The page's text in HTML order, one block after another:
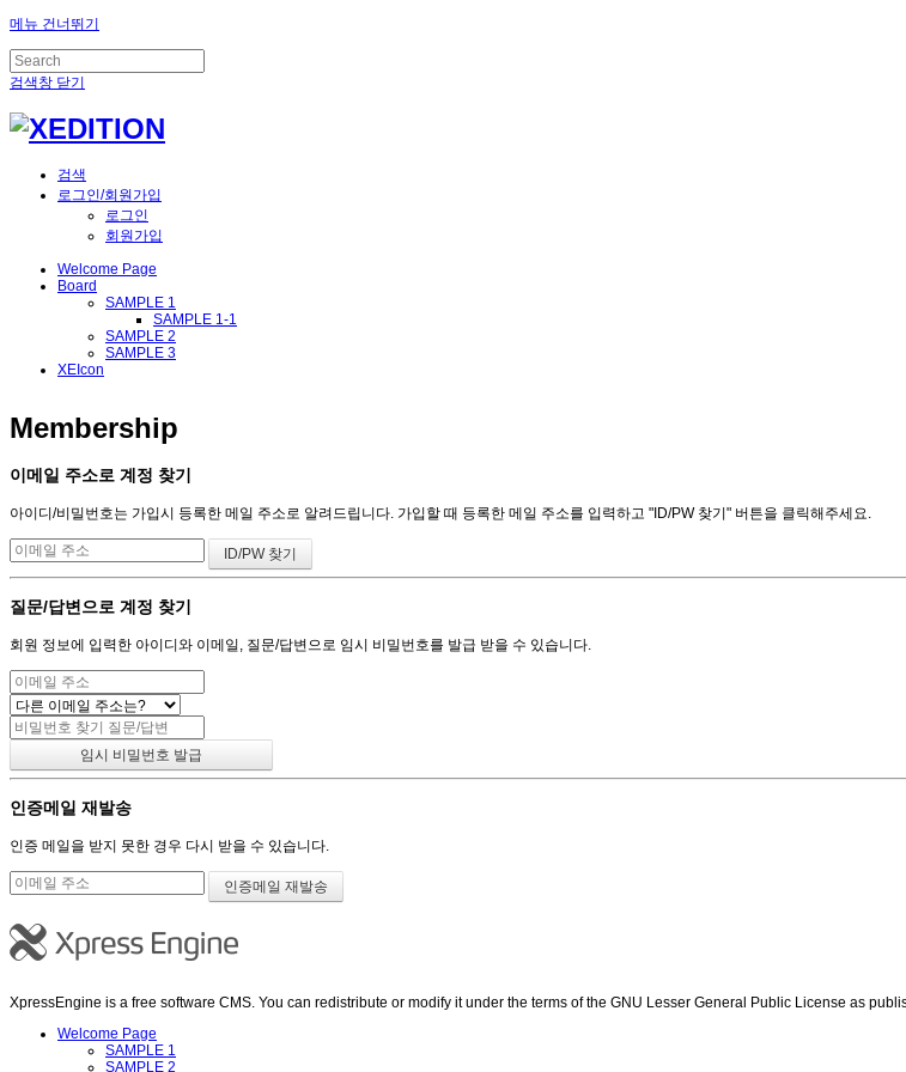
메뉴 건너뛰기
검색창 닫기
검색
로그인/회원가입
로그인
회원가입
Welcome Page
Board
SAMPLE 1
SAMPLE 1-1
SAMPLE 2
SAMPLE 3
XEIcon
Membership
이메일 주소로 계정 찾기
아이디/비밀번호는 가입시 등록한 메일 주소로 알려드립니다. 가입할 때 등록한 메일 주소를 입력하고 "ID/PW 찾기" 버튼을 클릭해주세요.
질문/답변으로 계정 찾기
회원 정보에 입력한 아이디와 이메일, 질문/답변으로 임시 비밀번호를 발급 받을 수 있습니다.
인증메일 재발송
인증 메일을 받지 못한 경우 다시 받을 수 있습니다.
XpressEngine is a free software CMS. You can redistribute or modify it under the terms of the GNU Lesser General Public License as
Welcome Page
SAMPLE 1
SAMPLE 2